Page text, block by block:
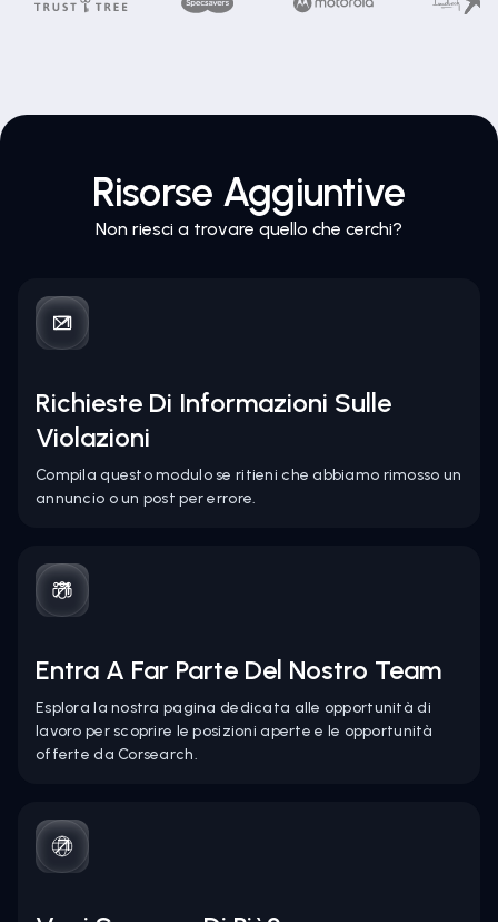
Risorse Aggiuntive
Non riesci a trovare quello che cerchi?
Richieste Di Informazioni Sulle
Violazioni
Compila questo modulo se ritieni che abbiamo rimosso un
Entra A Far Parte Del Nostro Team
Esplora la nostra pagina dedicata alle opportunità di
lavoro per scoprire le posizioni aperte e le opportunità